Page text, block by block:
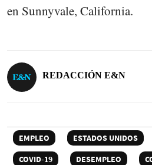
en Sunnyvale, California.
REDACCIÓN E&N
EMPLEO ESTADOS UNIDOS
COVID-19
DESEMPLEO